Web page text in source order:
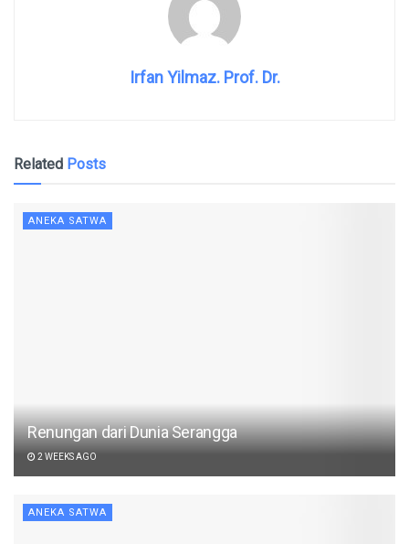
Irfan Yilmaz. Prof. Dr.
Related Posts
ANEKA SATWA
Renungan dari Dunia Serangga
2 WEEKS AGO
ANEKA SATWA